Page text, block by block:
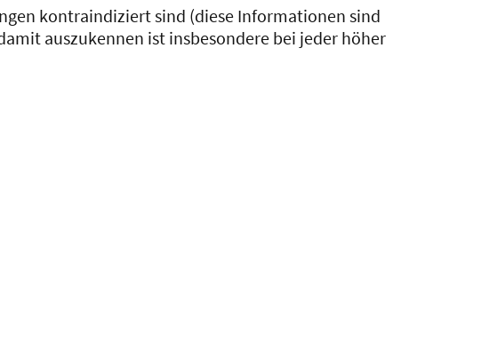
kontraindiziert sind (diese Informationen sind
auszukennen ist insbesondere bei jeder höher